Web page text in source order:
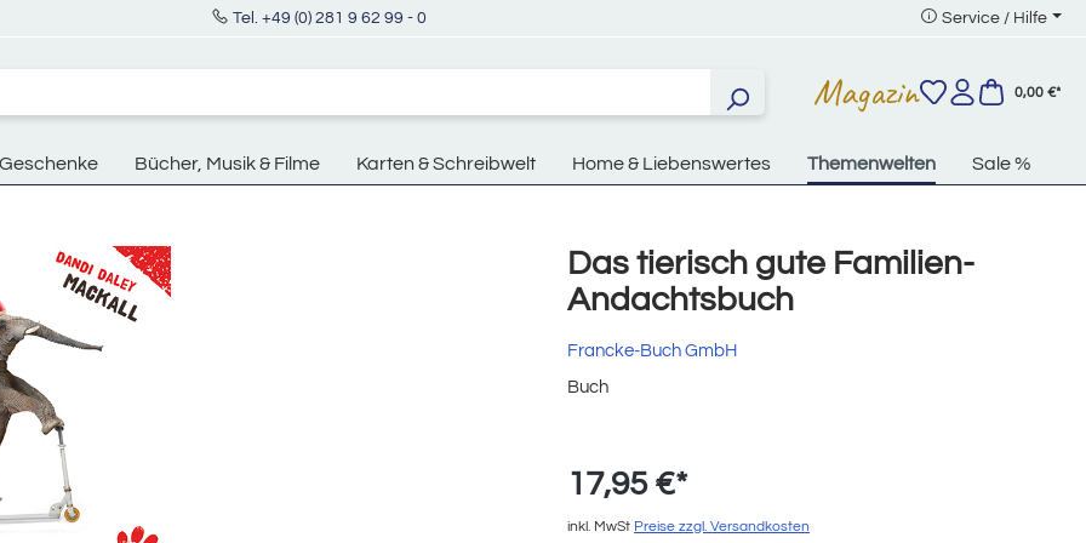
Tel. +49 (0) 281 9 62 99 - 0 Service / Hilfe
Magazin 0,00 €*
Geschenke Bücher, Musik & Filme Karten & Schreibwelt Home & Liebenswertes Themenwelten Sale %
Das tierisch gute Familien-
Andachtsbuch
Francke-Buch GmbH
Buch
17,95 €*
inkl. MwSt Preise zzgl. Versandkosten